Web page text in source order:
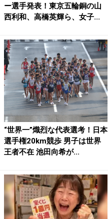
ー選手発表！東京五輪銅の山
西利和、高橋英輝ら、女子...
“世界一”熾烈な代表選考！日本
選手権20km競歩 男子は世界
王者不在 池田向希が...